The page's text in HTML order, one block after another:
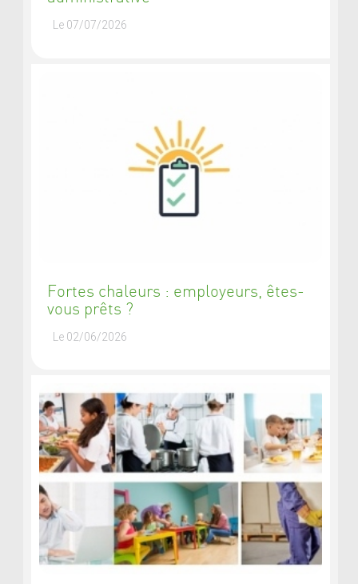
Le 07/07/2026
Fortes chaleurs : employeurs, êtes-
vous prêts ?
Le 02/06/2026